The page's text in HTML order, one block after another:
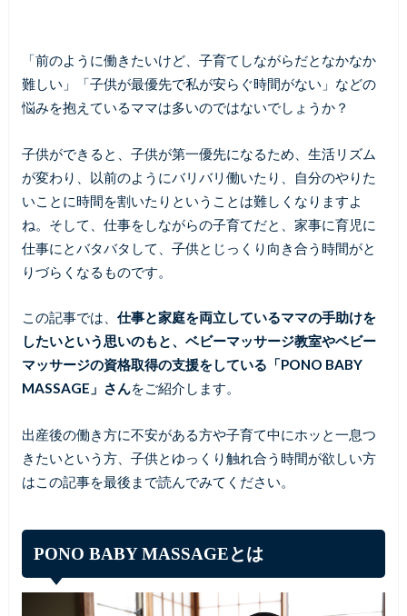
「前のように働きたいけど、子育てしながらだとなかなか
難しい」「子供が最優先で私が安らぐ時間がない」などの
悩みを抱えているママは多いのではないでしょうか？
子供ができると、子供が第一優先になるため、生活リズム
が変わり、以前のようにバリバリ働いたり、自分のやりた
いことに時間を割いたりということは難しくなりますよ
ね。そして、仕事をしながらの子育てだと、家事に育児に
仕事にとバタバタして、子供とじっくり向き合う時間がと
りづらくなるものです。
この記事では、 仕事と家庭を両立しているママの手助けを
したいという思いのもと、ベビーマッサージ教室やベビー
マッサージの資格取得の支援をしている「PONO BABY
MASSAGE」さんをご紹介します。
出産後の働き方に不安がある方や子育て中にホッと一息つ
きたいという方、子供とゆっくり触れ合う時間が欲しい方
はこの記事を最後まで読んでみてください。
PONO BABY MASSAGEとは